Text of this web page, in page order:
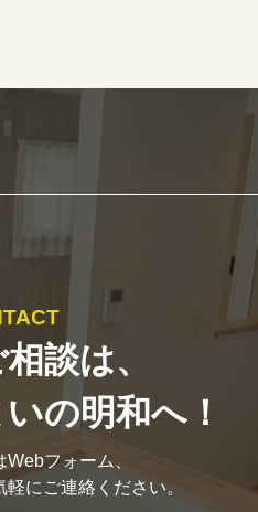
談は、
の明和へ！
フォーム、
にご連絡ください。